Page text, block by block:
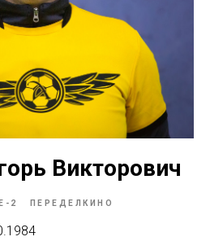
Викторович
2 ПЕРЕДЕЛКИНО